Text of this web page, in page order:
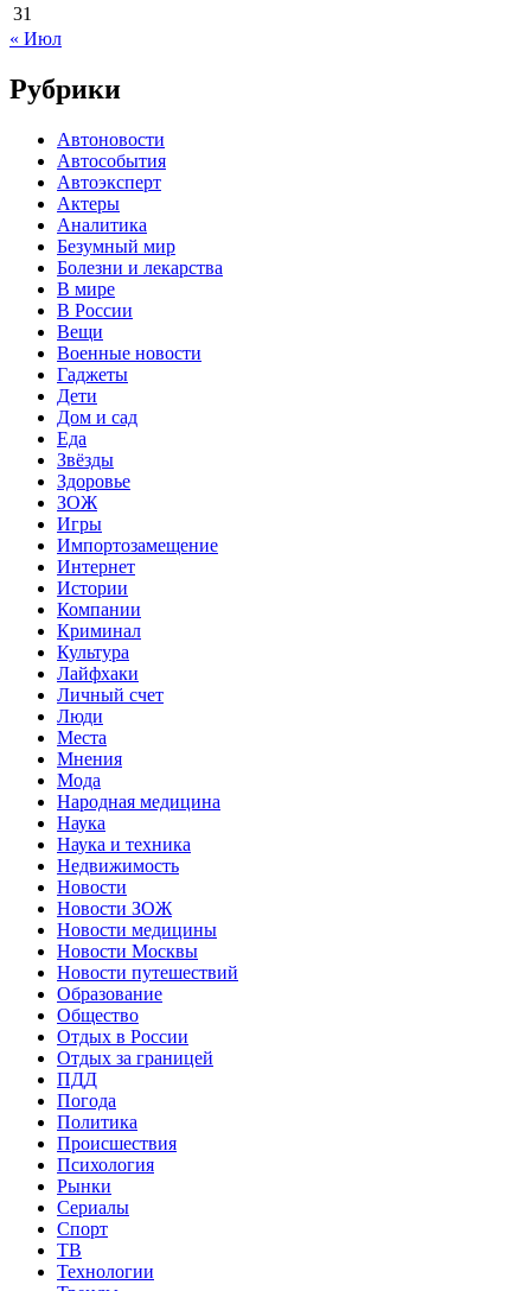
31
« Июл
Рубрики
Автоновости
Автособытия
Автоэксперт
Актеры
Аналитика
Безумный мир
Болезни и лекарства
В мире
В России
Вещи
Военные новости
Гаджеты
Дети
Дом и сад
Еда
Звёзды
Здоровье
ЗОЖ
Игры
Импортозамещение
Интернет
Истории
Компании
Криминал
Культура
Лайфхаки
Личный счет
Люди
Места
Мнения
Мода
Народная медицина
Наука
Наука и техника
Недвижимость
Новости
Новости ЗОЖ
Новости медицины
Новости Москвы
Новости путешествий
Образование
Общество
Отдых в России
Отдых за границей
ПДД
Погода
Политика
Происшествия
Психология
Рынки
Сериалы
Спорт
ТВ
Технологии